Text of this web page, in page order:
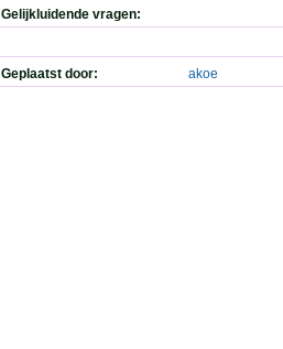
Gelijkluidende vragen:
Geplaatst door: akoe